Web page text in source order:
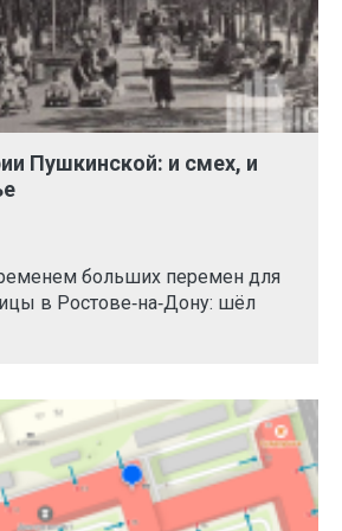
Пушкинской: и смех, и
больших перемен для
в Ростове‑на‑Дону: шёл